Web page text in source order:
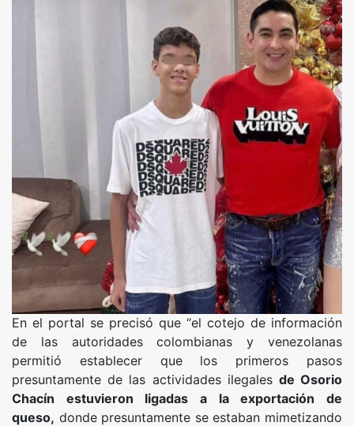
En el portal se precisó que “el cotejo de información
de las autoridades colombianas y venezolanas
permitió establecer que los primeros pasos
presuntamente de las actividades ilegales de Osorio
Chacín estuvieron ligadas a la exportación de
queso, donde presuntamente se estaban mimetizando